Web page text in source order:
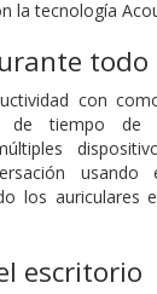
la tecnología
todo
con
de tiempo de
usando
los auriculares
escritorio